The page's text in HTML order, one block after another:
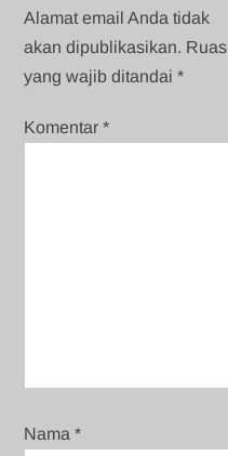
Alamat email Anda tidak
akan dipublikasikan. Ruas
yang wajib ditandai*
Komentar*
Nama*